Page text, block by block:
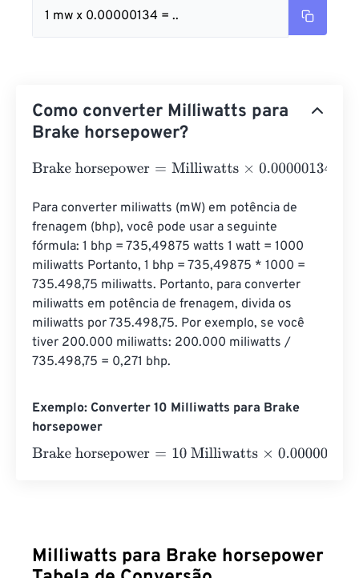
1 mw x 0.00000134 = ..
Como converter Milliwatts para
Brake horsepower?
Brake horsepower=Milliwatts×0.00000134
Para converter miliwatts (mW) em potência de
frenagem (bhp), você pode usar a seguinte
fórmula: 1 bhp = 735,49875 watts 1 watt = 1000
miliwatts Portanto, 1 bhp = 735,49875 * 1000 =
735.498,75 miliwatts. Portanto, para converter
miliwatts em potência de frenagem, divida os
miliwatts por 735.498,75. Por exemplo, se você
tiver 200.000 miliwatts: 200.000 miliwatts /
735.498,75 = 0,271 bhp.
Exemplo: Converter 10 Milliwatts para Brake
horsepower
Brake horsepower=10 Milliwatts×0.00000134=
Milliwatts para Brake horsepower